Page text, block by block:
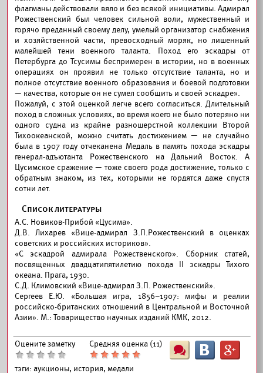
флагманы действовали вяло и без всякой инициативы. Адмирал
Рожественский был человек сильной воли, мужественный и
горячо преданный своему делу, умелый организатор снабжения
и хозяйственной части, превосходный моряк, но лишенный
малейшей тени военного таланта. Поход его эскадры от
Петербурга до Тсусимы беспримерен в истории, но в военных
операциях он проявил не только отсутствие таланта, но и
полное отсутствие военного образования и боевой подготовки
— качества, которые он не сумел сообщить и своей эскадре».
Пожалуй, с этой оценкой легче всего согласиться. Длительный
поход в сложных условиях, во время коего не было потеряно ни
одного судна из крайне разношерстной коллекции Второй
Тихоокеанской, можно считать достижением — не случайно
была в 1907 году отчеканена Медаль в память похода эскадры
генерал-адъютанта Рожественского на Дальний Восток. А
Цусимское сражение — тоже своего рода достижение, только с
обратным знаком, из тех, которыми не гордятся даже спустя
сотни лет.
Список литературы
А.С. Новиков-Прибой «Цусима».
Д.В. Лихарев «Вице-адмирал З.П.Рожественский в оценках
советских и российских историков».
«С эскадрой адмирала Рожественского». Сборник статей,
посвященных двадцатипятилетию похода II эскадры Тихого
океана. Прага, 1930.
С.Д. Климовский «Вице-адмирал З.П. Рожественский».
Сергеев Е.Ю. «Большая игра, 1856–1907: мифы и реалии
российско-британских отношений в Центральной и Восточной
Азии». М.: Товарищество научных изданий КМК, 2012.
Оцените заметку Средняя оценка (11)
тэги: аукционы, история, медали
Ш B G